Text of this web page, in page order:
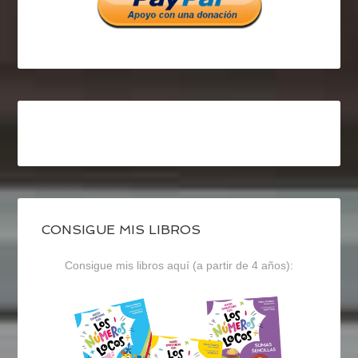
CONSIGUE MIS LIBROS
Consigue mis libros aquí (a partir de 4 años):